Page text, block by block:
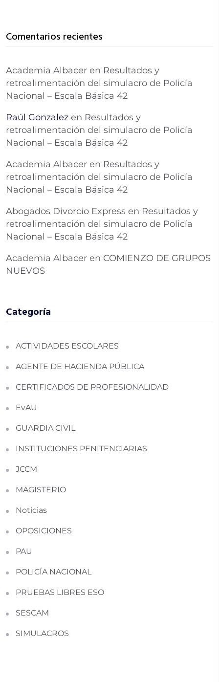
Comentarios recientes
Academia Albacer en Resultados y
retroalimentación del simulacro de Policía
Nacional – Escala Básica 42
Raúl Gonzalez en Resultados y
retroalimentación del simulacro de Policía
Nacional – Escala Básica 42
Academia Albacer en Resultados y
retroalimentación del simulacro de Policía
Nacional – Escala Básica 42
Abogados Divorcio Express en Resultados y
retroalimentación del simulacro de Policía
Nacional – Escala Básica 42
Academia Albacer en COMIENZO DE GRUPOS
NUEVOS
Categoría
ACTIVIDADES ESCOLARES
AGENTE DE HACIENDA PÚBLICA
CERTIFICADOS DE PROFESIONALIDAD
EvAU
GUARDIA CIVIL
INSTITUCIONES PENITENCIARIAS
JCCM
MAGISTERIO
Noticias
OPOSICIONES
PAU
POLICÍA NACIONAL
PRUEBAS LIBRES ESO
SESCAM
SIMULACROS